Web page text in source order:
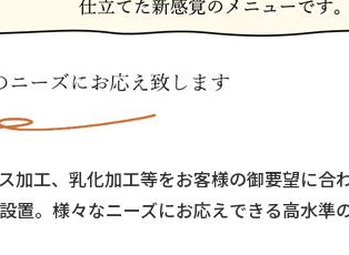
工、乳化加工等をお客様の御要望に合
置。様々なニーズにお応えできる高水準